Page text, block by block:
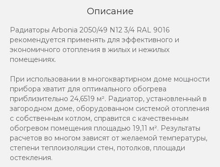
Описание
Радиаторы Arbonia 2050/49 N12 3/4 RAL 9016
рекомендуется применять для эффективного и
экономичного отопления в жилых и нежилых
помещениях.
При использовании в многоквартирном доме мощности
прибора хватит для оптимального обогрева
приблизительно 24,6519 м². Радиатор, установленный в
загородном доме, оборудованном системой отопления
с собственным котлом, справится с качественным
обогревом помещения площадью 19,11 м². Результаты
расчетов во многом зависят от желаемой температуры,
степени теплоизоляции стен, потолков, площади
остекления.